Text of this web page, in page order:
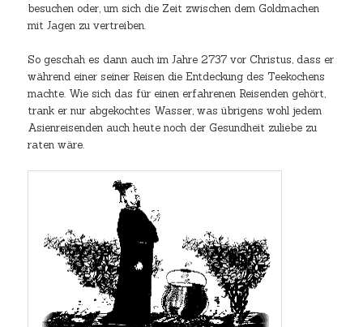
besuchen oder, um sich die Zeit zwischen dem Goldmachen
mit Jagen zu vertreiben.
So geschah es dann auch im Jahre 2737 vor Christus, dass er
während einer seiner Reisen die Entdeckung des Teekochens
machte. Wie sich das für einen erfahrenen Reisenden gehört,
trank er nur abgekochtes Wasser, was übrigens wohl jedem
Asienreisenden auch heute noch der Gesundheit zuliebe zu
raten wäre.